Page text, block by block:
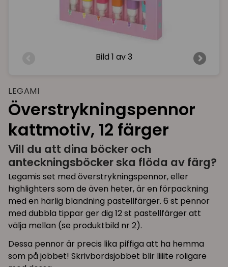
Bild 1 av 3
LEGAMI
Överstrykningspennor
kattmotiv, 12 färger
Vill du att dina böcker och
anteckningsböcker ska flöda av färg?
Legamis set med överstrykningspennor, eller
highlighters som de även heter, är en förpackning
med en härlig blandning pastellfärger. 6 st pennor
med dubbla tippar ger dig 12 st pastellfärger att
välja mellan (se produktbild nr 2).
Dessa pennor är precis lika piffiga att ha hemma
som på jobbet! Skrivbordsjobbet blir liiiite roligare